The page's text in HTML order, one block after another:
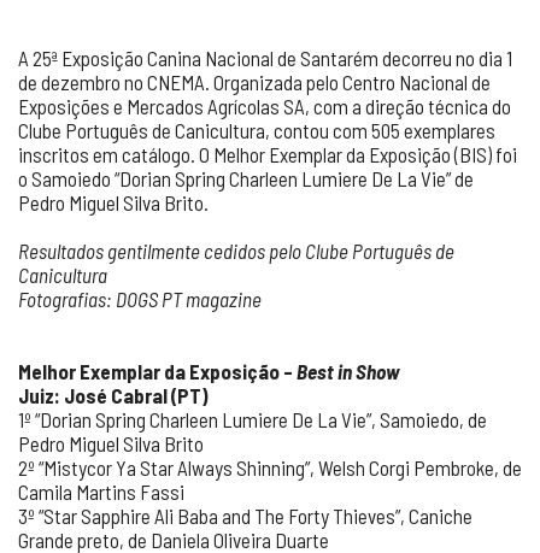
A 25ª Exposição Canina Nacional de Santarém decorreu no dia 1
de dezembro no CNEMA. Organizada pelo Centro Nacional de
Exposições e Mercados Agrícolas SA, com a direção técnica do
Clube Português de Canicultura, contou com 505 exemplares
inscritos em catálogo. O Melhor Exemplar da Exposição (BIS) foi
o Samoiedo “Dorian Spring Charleen Lumiere De La Vie” de
Pedro Miguel Silva Brito.
Resultados gentilmente cedidos pelo Clube Português de
Canicultura
Fotografias: DOGS PT magazine
Melhor Exemplar da Exposição – Best in Show
Juiz: José Cabral (PT)
1º “Dorian Spring Charleen Lumiere De La Vie”, Samoiedo, de
Pedro Miguel Silva Brito
2º “Mistycor Ya Star Always Shinning”, Welsh Corgi Pembroke, de
Camila Martins Fassi
3º “Star Sapphire Ali Baba and The Forty Thieves”, Caniche
Grande preto, de Daniela Oliveira Duarte